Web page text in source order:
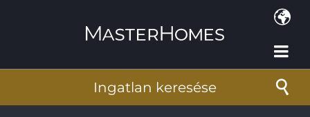
Ingatlan keresése